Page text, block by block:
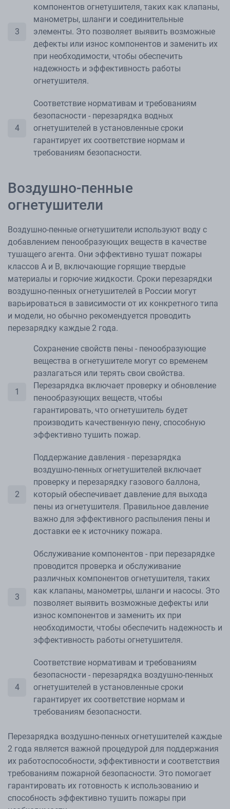
компонентов огнетушителя, таких как клапаны,
манометры, шланги и соединительные
элементы. Это позволяет выявить возможные
дефекты или износ компонентов и заменить их
при необходимости, чтобы обеспечить
надежность и эффективность работы
огнетушителя.
Соответствие нормативам и требованиям
безопасности - перезарядка водных
огнетушителей в установленные сроки
гарантирует их соответствие нормам и
требованиям безопасности.
Воздушно-пенные
огнетушители
Воздушно-пенные огнетушители используют воду с
добавлением пенообразующих веществ в качестве
тушащего агента. Они эффективно тушат пожары
классов A и B, включающие горящие твердые
материалы и горючие жидкости. Сроки перезарядки
воздушно-пенных огнетушителей в России могут
варьироваться в зависимости от их конкретного типа
и модели, но обычно рекомендуется проводить
перезарядку каждые 2 года.
Сохранение свойств пены - пенообразующие
вещества в огнетушителе могут со временем
разлагаться или терять свои свойства.
Перезарядка включает проверку и обновление
пенообразующих веществ, чтобы
гарантировать, что огнетушитель будет
производить качественную пену, способную
эффективно тушить пожар.
Поддержание давления - перезарядка
воздушно-пенных огнетушителей включает
проверку и перезарядку газового баллона,
который обеспечивает давление для выхода
пены из огнетушителя. Правильное давление
важно для эффективного распыления пены и
доставки ее к источнику пожара.
Обслуживание компонентов - при перезарядке
проводится проверка и обслуживание
различных компонентов огнетушителя, таких
как клапаны, манометры, шланги и насосы. Это
позволяет выявить возможные дефекты или
износ компонентов и заменить их при
необходимости, чтобы обеспечить надежность и
эффективность работы огнетушителя.
Соответствие нормативам и требованиям
безопасности - перезарядка воздушно-пенных
огнетушителей в установленные сроки
гарантирует их соответствие нормам и
требованиям безопасности.
Перезарядка воздушно-пенных огнетушителей каждые
2 года является важной процедурой для поддержания
их работоспособности, эффективности и соответствия
требованиям пожарной безопасности. Это помогает
гарантировать их готовность к использованию и
способность эффективно тушить пожары при